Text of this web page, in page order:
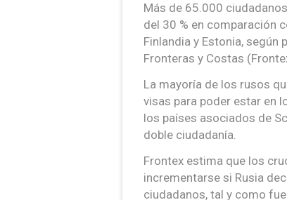
Más de 65.000
del 30 % en comparación
Finlandia y Estonia, según
Fronteras y Costas
La mayoría de los rusos
visas para poder estar en
los países asociados de
doble ciudadanía.
Frontex estima que los
incrementarse si Rusia
ciudadanos, tal y como